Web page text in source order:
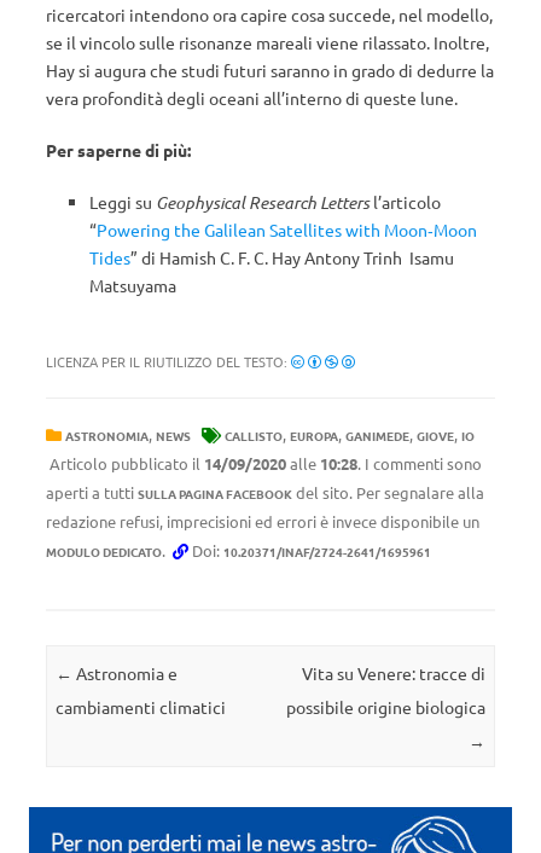
ricercatori intendono ora capire cosa succede, nel modello,
se il vincolo sulle risonanze mareali viene rilassato. Inoltre,
Hay si augura che studi futuri saranno in grado di dedurre la
vera profondità degli oceani all’interno di queste lune.
Per saperne di più:
Leggi su Geophysical Research Lettersl’articolo
“Powering the Galilean Satellites with Moon‐Moon
Tides” di Hamish C. F. C. Hay Antony Trinh Isamu
Matsuyama
LICENZA PER IL RIUTILIZZO DEL TESTO:
ASTRONOMIA, NEWS CALLISTO, EUROPA, GANIMEDE, GIOVE, IO
Articolo pubblicato il 14/09/2020alle 10:28. I commenti sono
aperti a tutti SULLA PAGINA FACEBOOK del sito. Per segnalare alla
redazione refusi, imprecisioni ed errori è invece disponibile un
MODULO DEDICATO. Doi: 10.20371/INAF/2724-2641/1695961
Navigazione articolo
← Astronomia e
cambiamenti climatici
Vita su Venere: tracce di
possibile origine biologica
→